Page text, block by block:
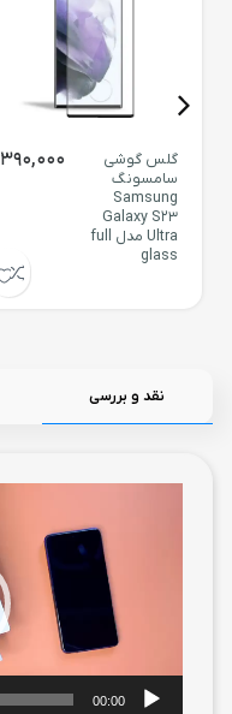
گلس گوشی
سامسونگ
Samsung
Galaxy S23
Ultra مدل full
glass
390,000
نقد و بررسی
00:00